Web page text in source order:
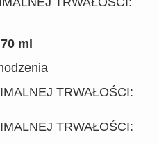
ml
TRWAŁOŚCI:
TRWAŁOŚCI: